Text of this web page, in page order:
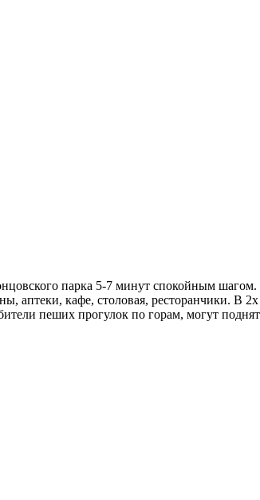
парка 5-7 минут спокойным
кафе, столовая, ресторанчики. В
пеших прогулок по горам, могут